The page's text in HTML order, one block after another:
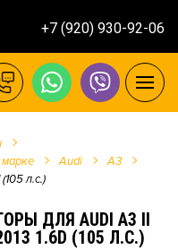
+7 (920) 930-92-06
Audi
A3
(105 л.с.)
ДЛЯ AUDI A3 II
1.6D (105 Л.С.)